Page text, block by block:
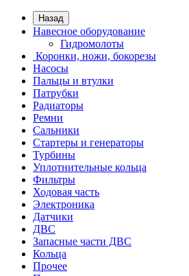
Назад
Навесное оборудование
Гидромолоты
Коронки, ножи, бокорезы
Насосы
Пальцы и втулки
Патрубки
Радиаторы
Ремни
Сальники
Стартеры и генераторы
Турбины
Уплотнительные кольца
Фильтры
Ходовая часть
Электроника
Датчики
ДВС
Запасные части ДВС
Кольца
Прочее